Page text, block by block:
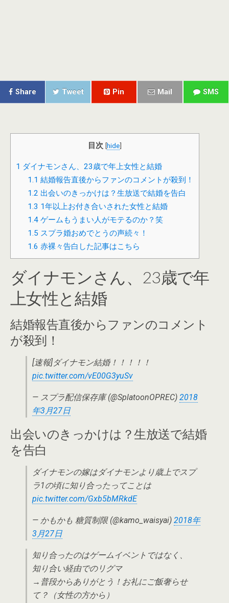
Share Tweet Pin Mail SMS
目次 [hide]
1 ダイナモンさん、23歳で年上女性と結婚
1.1 結婚報告直後からファンのコメントが殺到！
1.2 出会いのきっかけは？生放送で結婚を告白
1.3 1年以上お付き合いされた女性と結婚
1.4ゲームもうまい人がモテるのか？笑
1.5 スプラ婚おめでとうの声続々！
1.6 赤裸々告白した記事はこちら
ダイナモンさん、23歳で年
上女性と結婚
結婚報告直後からファンのコメント
が殺到！
[速報]ダイナモン結婚！！！！！
pic.twitter.com/vE00G3yuSv
— スプラ配信保存庫 (@SplatoonOPREC) 2018
年3月27日
出会いのきっかけは？生放送で結婚
を告白
ダイナモンの嫁はダイナモンより歳上でスプ
ラ1の頃に知り合ったってことは
pic.twitter.com/Gxb5bMRkdE
— かもかも 糖質制限 (@kamo_waisyai) 2018年
3月27日
知り合ったのはゲームイベントではなく、
知り合い経由でのリグマ
→普段からありがとう！お礼にご飯奢らせ
て？（女性の方から）